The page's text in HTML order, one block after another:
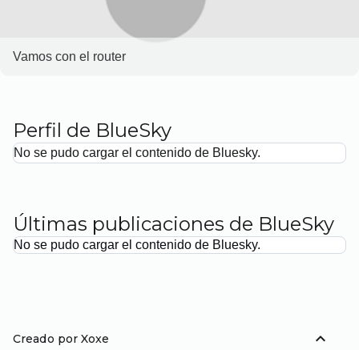
Vamos con el router
Perfil de BlueSky
No se pudo cargar el contenido de Bluesky.
Últimas publicaciones de BlueSky
No se pudo cargar el contenido de Bluesky.
Creado por Xoxe expand_less